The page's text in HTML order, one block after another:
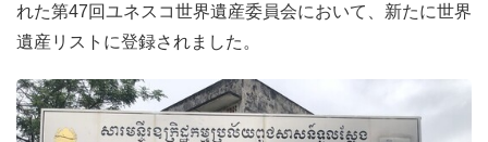
れた第47回ユネスコ世界遺産委員会において、新たに世界
遺産リストに登録されました。